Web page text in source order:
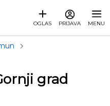
OGLAS PRIJAVA MENU
grad